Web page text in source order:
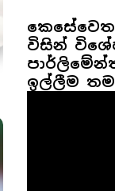
විසින්
ඉල්ලීම